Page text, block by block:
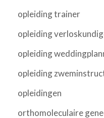
opleiding trainer
opleiding
opleiding
opleiding
opleidingen
orthomoleculaire